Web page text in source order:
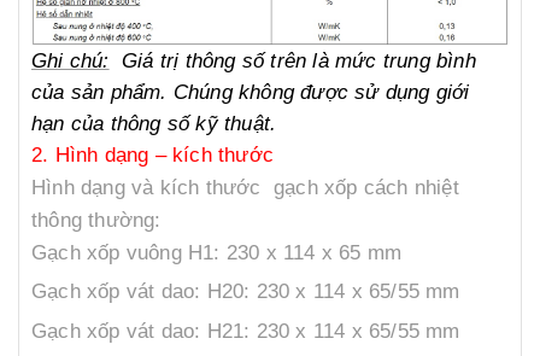
Ghi chú: Giá trị thông số trên là mức trung bình
của sản phẩm. Chúng không được sử dụng giới
hạn của thông số kỹ thuật.
2. Hình dạng – kích thước
Hình dạng và kích thước gạch xốp cách nhiệt
thông thường:
Gạch xốp vuông H1: 230 x 114 x 65 mm
Gạch xốp vát dao: H20: 230 x 114 x 65/55 mm
Gạch xốp vát dao: H21: 230 x 114 x 65/55 mm